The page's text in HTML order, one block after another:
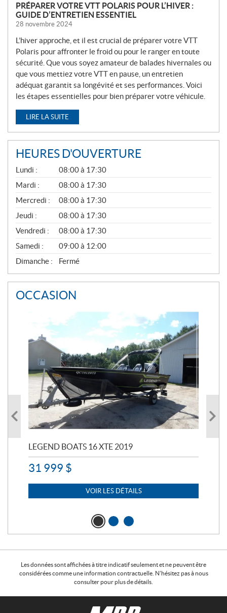
PRÉPARER VOTRE VTT POLARIS POUR L’HIVER :
GUIDE D’ENTRETIEN ESSENTIEL
28 novembre 2024
L’hiver approche, et il est crucial de préparer votre VTT
Polaris pour affronter le froid ou pour le ranger en toute
sécurité. Que vous soyez amateur de balades hivernales ou
que vous mettiez votre VTT en pause, un entretien
adéquat garantit sa longévité et ses performances. Voici
les étapes essentielles pour bien préparer votre véhicule.
LIRE LA SUITE
HEURES D'OUVERTURE
G
É
N
É
R
A
L
Lundi :
08:00 à 17:30
Mardi :
08:00 à 17:30
Mercredi :
08:00 à 17:30
Jeudi :
08:00 à 17:30
Vendredi :
08:00 à 17:30
Samedi :
09:00 à 12:00
Dimanche :
Fermé
OCCASION
LEGEND BOATS 16 XTE 2019
31 999 $
VOIR LES DÉTAILS
Les données sont affichées à titre indicatif seulement et ne peuvent être
considérées comme une information contractuelle. N'hésitez pas à nous
consulter pour plus de détails.